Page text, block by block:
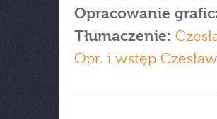
Opracowanie
Tłumaczenie:
Opr. i wstęp